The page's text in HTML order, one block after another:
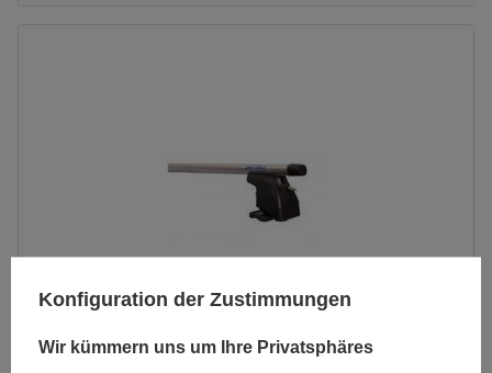
Konfiguration der Zustimmungen
Wir kümmern uns um Ihre Privatsphäres